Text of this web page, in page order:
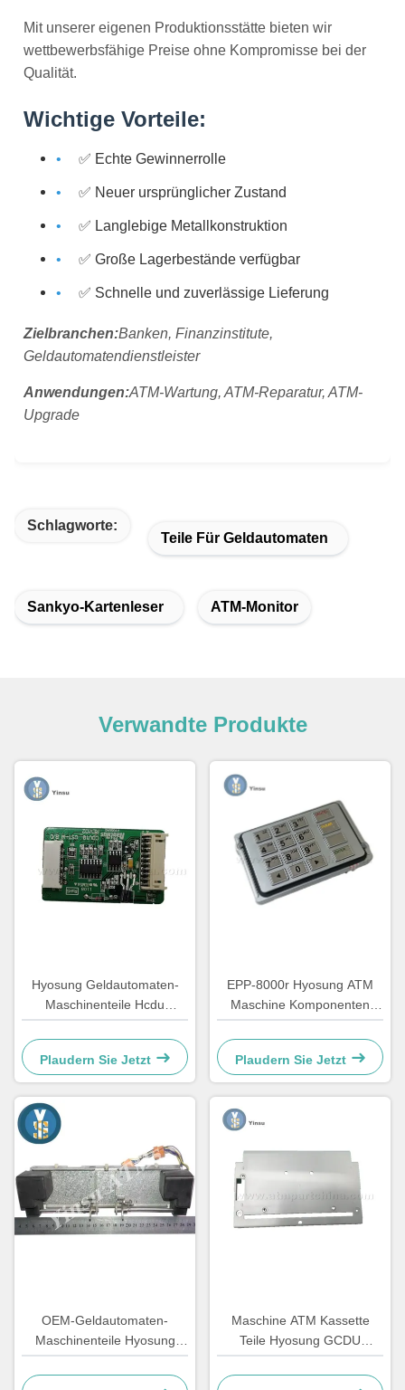
Mit unserer eigenen Produktionsstätte bieten wir
wettbewerbsfähige Preise ohne Kompromisse bei der
Qualität.
Wichtige Vorteile:
✅ Echte Gewinnerrolle
✅ Neuer ursprünglicher Zustand
✅ Langlebige Metallkonstruktion
✅ Große Lagerbestände verfügbar
✅ Schnelle und zuverlässige Lieferung
Zielbranchen:Banken, Finanzinstitute,
Geldautomatendienstleister
Anwendungen:ATM-Wartung, ATM-Reparatur, ATM-
Upgrade
Schlagworte:
Teile Für Geldautomaten
Sankyo-Kartenleser ATM-Monitor
Verwandte Produkte
Hyosung Geldautomaten-
Maschinenteile Hcdu
Cassette Sensor-Steuerung
Plaudern Sie Jetzt
EPP-8000r Hyosung ATM
Maschine Komponenten
Tastatur Keramik Version
7130110100
Plaudern Sie Jetzt
OEM-Geldautomaten-
Maschinenteile Hyosung
LVDT-Stacker-Messstation
Maschine ATM Kassette
Teile Hyosung GCDU
Kassette Rückplatte Deckel
Ersatz